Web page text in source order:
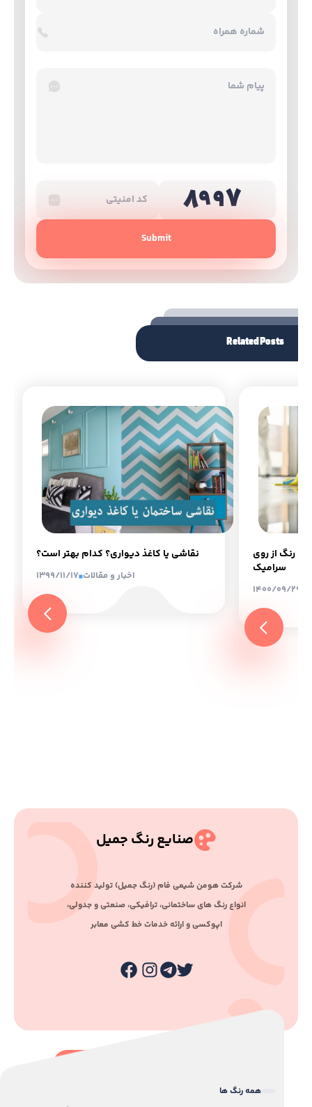
Submit
Related Posts
نقاشی یا کاغذ دیواری؟ کدام بهتر است؟
1399/11/17 اخبار و مقالات
رنگ از روی
سرامیک
1400/09/29
صنایع رنگ جمیل
ﺷﺮﮐﺖ ﻫﻮﻣﻦ ﺷﯿﻤﯽ ﻓﺎم (رﻧﮓ ﺟﻤﯿﻞ) ﺗﻮﻟﯿﺪ ﮐﻨﻨﺪه
اﻧﻮاع رﻧﮓ ﻫﺎی ﺳﺎﺧﺘﻤﺎﻧﯽ، ﺗﺮاﻓﯿﮑﯽ، ﺻﻨﻌﺘﯽ و ﺟﺪوﻟﯽ،
اﭘﻮﮐﺴﯽ و اراﺋﻪ ﺧﺪﻣﺎت ﺧﻂ ﮐﺸﯽ ﻣﻌﺎﺑﺮ
همه رنگ ها